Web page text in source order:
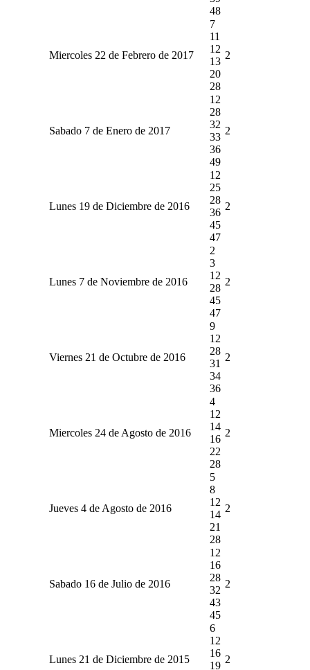
48
Miercoles 22 de Febrero de 2017
7
11
12
13
20
28
2
Sabado 7 de Enero de 2017
12
28
32
33
36
49
2
Lunes 19 de Diciembre de 2016
12
25
28
36
45
47
2
Lunes 7 de Noviembre de 2016
2
3
12
28
45
47
2
Viernes 21 de Octubre de 2016
9
12
28
31
34
36
2
Miercoles 24 de Agosto de 2016
4
12
14
16
22
28
2
Jueves 4 de Agosto de 2016
5
8
12
14
21
28
2
Sabado 16 de Julio de 2016
12
16
28
32
43
45
2
Lunes 21 de Diciembre de 2015
6
12
16
19
2